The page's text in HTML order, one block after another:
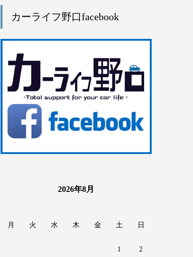
カーライフ野口facebook
2026年8月
月 火 水 木 金 土 日
1 2